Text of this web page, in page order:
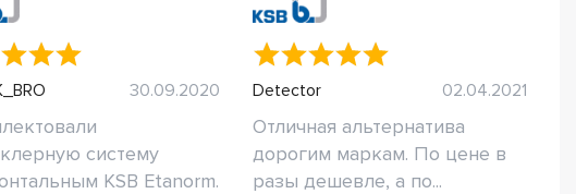
30.09.2020
систему
KSB Etanorm.
Detector 02.04.2021
Отличная альтернатива
дорогим маркам. По цене в
разы дешевле, а по...